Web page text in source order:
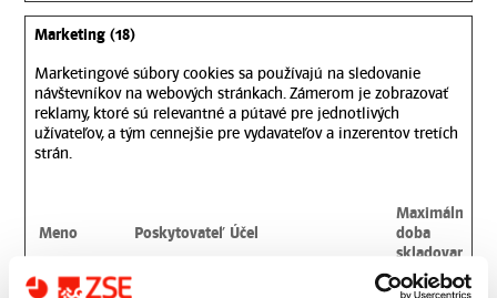
Marketing (18)
Marketingové súbory cookies sa používajú na sledovanie
návštevníkov na webových stránkach. Zámerom je zobrazovať
reklamy, ktoré sú relevantné a pútavé pre jednotlivých
užívateľov, a tým cennejšie pre vydavateľov a inzerentov tretích
strán.
Meno Poskytovateľ Účel
Maximálna
doba
skladovania
__Secure-
180 dní